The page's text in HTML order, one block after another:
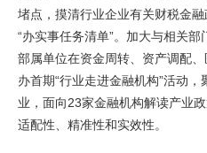
堵点，摸清行业企业有关财税金
“办实事任务清单”。加大与相关
部属单位在资金周转、资产调配
办首期“行业走进金融机构”活动
业，面向23家金融机构解读产业
适配性、精准性和实效性。